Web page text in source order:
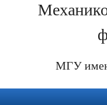
МГУ